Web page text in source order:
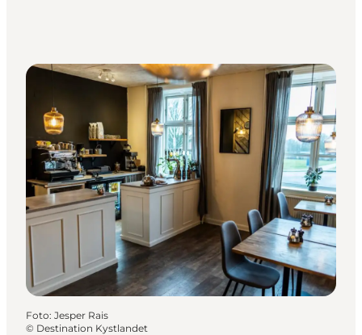
Foto: Jesper Rais
© Destination Kystlandet